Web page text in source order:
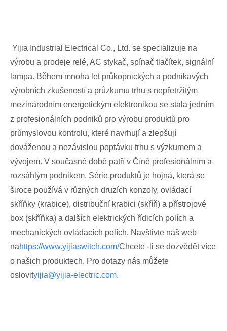
Yijia Industrial Electrical Co., Ltd. se specializuje na
výrobu a prodeje relé, AC stykač, spínač tlačítek, signální
lampa. Během mnoha let průkopnických a podnikavých
výrobních zkušeností a průzkumu trhu s nepřetržitým
mezinárodním energetickým elektronikou se stala jedním
z profesionálních podniků pro výrobu produktů pro
průmyslovou kontrolu, které navrhují a zlepšují
dováženou a nezávislou poptávku trhu s výzkumem a
vývojem. V současné době patří v Číně profesionálním a
rozsáhlým podnikem. Série produktů je hojná, která se
široce používá v různých druzích konzoly, ovládací
skříňky (krabice), distribuční krabici (skříň) a přístrojové
box (skříňka) a dalších elektrických řídicích polích a
mechanických ovládacích polích. Navštivte náš web
nahttps://www.yijiaswitch.com/Chcete -li se dozvědět více
o našich produktech. Pro dotazy nás můžete
oslovityijia@yijia-electric.com.